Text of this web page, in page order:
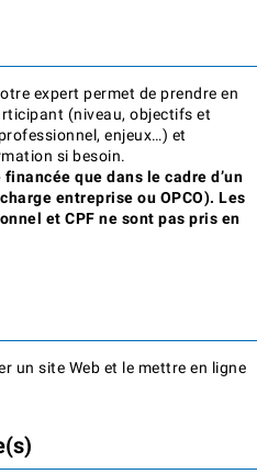
expert permet de prendre en
(niveau, objectifs et
enjeux…) et
si besoin.
que dans le cadre d’un
entreprise ou OPCO). Les
et CPF ne sont pas pris en
un site Web et le mettre en ligne